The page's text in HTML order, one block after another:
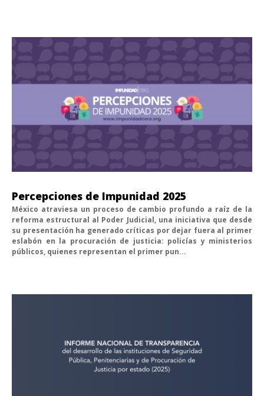
Percepciones de Impunidad 2025
México atraviesa un proceso de cambio profundo a raíz de la
reforma estructural al Poder Judicial, una iniciativa que desde
su presentación ha generado críticas por dejar fuera al primer
eslabón en la procuración de justicia: policías y ministerios
públicos, quienes representan el primer pun...